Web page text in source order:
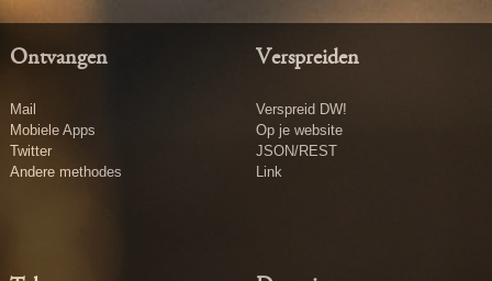
Ontvangen
Mail
Mobiele Apps
Twitter
Andere methodes
Verspreiden
Verspreid DW!
Op je website
JSON/REST
Link